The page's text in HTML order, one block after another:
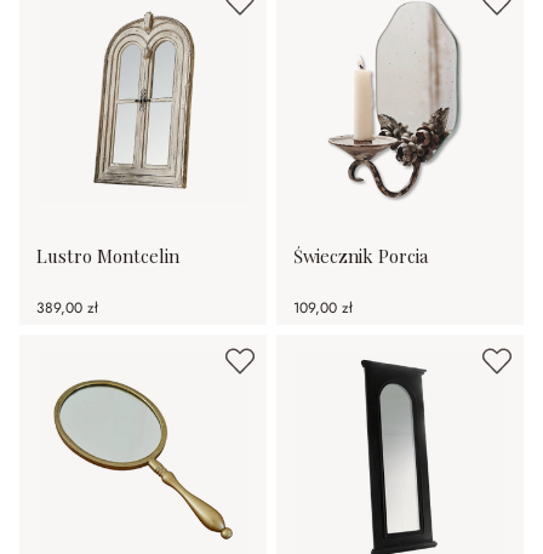
Lustro Montcelin
389,00 zł
Świecznik Porcia
109,00 zł